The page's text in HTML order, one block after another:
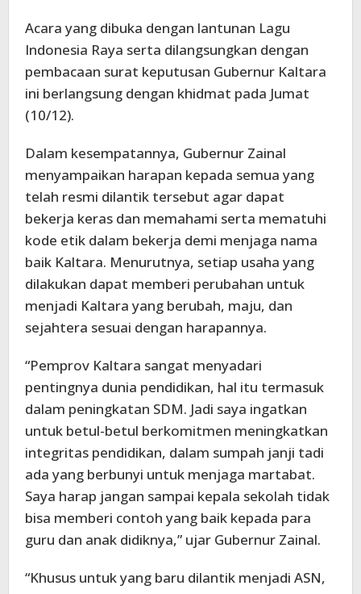
Acara yang dibuka dengan lantunan Lagu
Indonesia Raya serta dilangsungkan dengan
pembacaan surat keputusan Gubernur Kaltara
ini berlangsung dengan khidmat pada Jumat
(10/12).
Dalam kesempatannya, Gubernur Zainal
menyampaikan harapan kepada semua yang
telah resmi dilantik tersebut agar dapat
bekerja keras dan memahami serta mematuhi
kode etik dalam bekerja demi menjaga nama
baik Kaltara. Menurutnya, setiap usaha yang
dilakukan dapat memberi perubahan untuk
menjadi Kaltara yang berubah, maju, dan
sejahtera sesuai dengan harapannya.
“Pemprov Kaltara sangat menyadari
pentingnya dunia pendidikan, hal itu termasuk
dalam peningkatan SDM. Jadi saya ingatkan
untuk betul-betul berkomitmen meningkatkan
integritas pendidikan, dalam sumpah janji tadi
ada yang berbunyi untuk menjaga martabat.
Saya harap jangan sampai kepala sekolah tidak
bisa memberi contoh yang baik kepada para
guru dan anak didiknya,” ujar Gubernur Zainal.
“Khusus untuk yang baru dilantik menjadi ASN,